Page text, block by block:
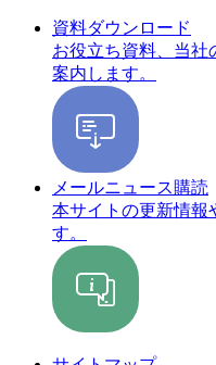
資料ダウンロード
お役立ち資料、当社
案内します。
メールニュース購読
本サイトの更新情報
す。